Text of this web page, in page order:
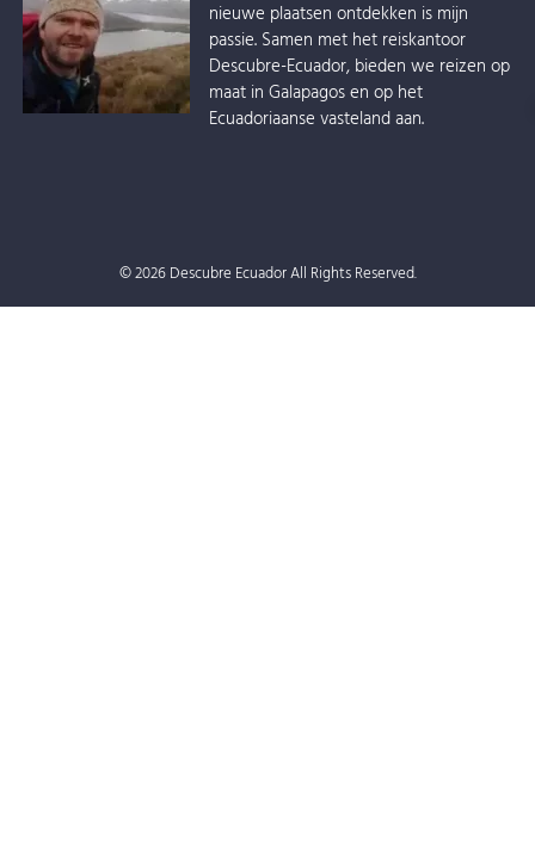
nieuwe plaatsen ontdekken is mijn
passie. Samen met het reiskantoor
Descubre-Ecuador, bieden we reizen op
maat in Galapagos en op het
Ecuadoriaanse vasteland aan.
© 2026 Descubre Ecuador All Rights Reserved.